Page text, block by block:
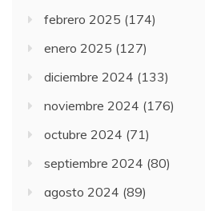
febrero 2025 (174)
enero 2025 (127)
diciembre 2024 (133)
noviembre 2024 (176)
octubre 2024 (71)
septiembre 2024 (80)
agosto 2024 (89)